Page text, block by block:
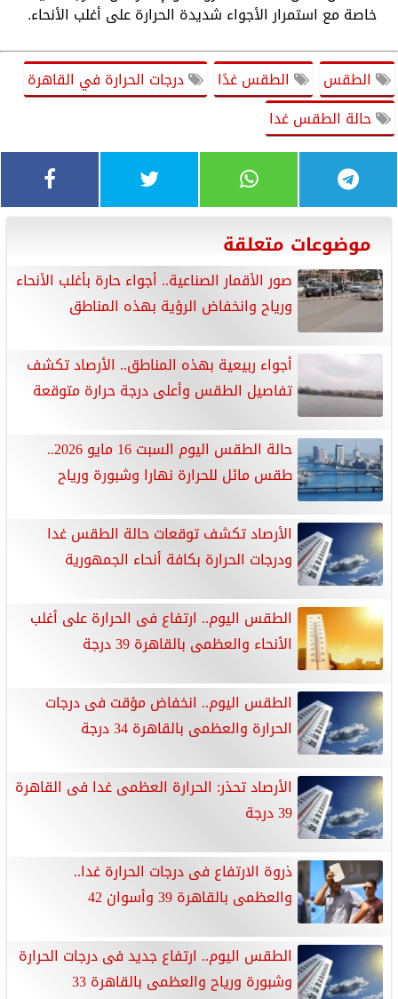
خاصة مع استمرار الأجواء شديدة الحرارة على أغلب الأنحاء.
الطقس الطقس غدًا
درجات الحرارة في القاهرة
حالة الطقس غدا
موضوعات متعلقة
صور الأقمار الصناعية.. أجواء حارة بأغلب الأنحاء
ورياح وانخفاض الرؤية بهذه المناطق
أجواء ربيعية بهذه المناطق.. الأرصاد تكشف
تفاصيل الطقس وأعلى درجة حرارة متوقعة
حالة الطقس اليوم السبت 16 مايو 2026..
طقس مائل للحرارة نهارا وشبورة ورياح
الأرصاد تكشف توقعات حالة الطقس غدا
ودرجات الحرارة بكافة أنحاء الجمهورية
الطقس اليوم.. ارتفاع فى الحرارة على أغلب
الأنحاء والعظمى بالقاهرة 39 درجة
الطقس اليوم.. انخفاض مؤقت فى درجات
الحرارة والعظمى بالقاهرة 34 درجة
الأرصاد تحذر: الحرارة العظمى غدا فى القاهرة
39 درجة
ذروة الارتفاع فى درجات الحرارة غدا..
والعظمى بالقاهرة 39 وأسوان 42
الطقس اليوم.. ارتفاع جديد فى درجات الحرارة
وشبورة ورياح والعظمى بالقاهرة 33